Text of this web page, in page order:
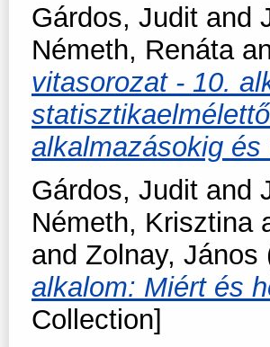
Gárdos, Judit and
Németh, Renáta
vitasorozat - 10.
alkalmazásokig és
Gárdos, Judit and
Németh, Krisztina
and Zolnay, János
alkalom: Miért és
Collection]